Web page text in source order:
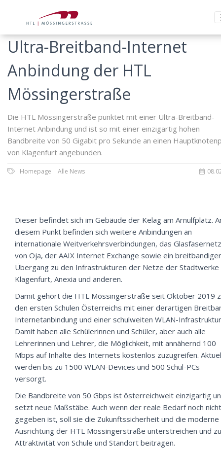
Ultra-Breitband-Internet
Anbindung der HTL
Mössingerstraße
Die HTL Mössingerstraße punktet mit einer Ultra-Breitband-
Internet Anbindung und ist so mit einer einzigartig hohen
Bandbreite von 50 Gigabit pro Sekunde an einen
von Klagenfurt angebunden.
Homepage Alle News
Dieser befindet sich im Gebäude der Kelag am Arnulfplatz.
diesem Punkt befinden sich weitere Anbindungen an
internationale Weitverkehrsverbindungen, das Glasfasernetz
von Oja, der AAIX Internet Exchange sowie ein breitbandiger
Übergang zu den Infrastrukturen der Netze der Stadtwerke
Klagenfurt, Anexia und anderen.
Damit gehört die HTL Mössingerstraße seit Oktober 2019
den ersten Schulen Österreichs mit einer derartigen
Internetanbindung und einer schulweiten WLAN-
Damit haben alle Schülerinnen und Schüler, aber auch alle
Lehrerinnen und Lehrer, die Möglichkeit, mit annähernd 100
Mbps auf Inhalte des Internets kostenlos zuzugreifen.
werden bis zu 1500 WLAN-Devices und 500 Schul-PCs
versorgt.
Die Bandbreite von 50 Gbps ist österreichweit einzigartig
setzt neue Maßstäbe. Auch wenn der reale Bedarf noch nicht
gegeben ist, soll sie die Zukunftssicherheit und die moderne
Ausrichtung der HTL Mössingerstraße unterstreichen und
Attraktivität von Schule und Standort beitragen.